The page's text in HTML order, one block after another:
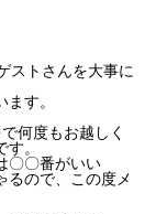
ストさんを大事に
す。
何度もお越しく
。
〇〇番がいい
るので、この度メ